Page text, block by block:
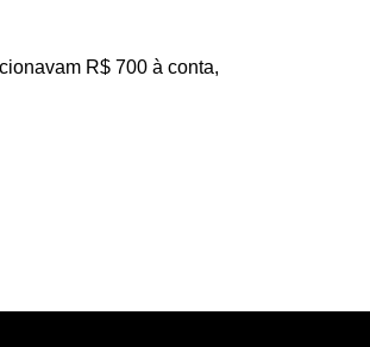
R$ 700 à conta,